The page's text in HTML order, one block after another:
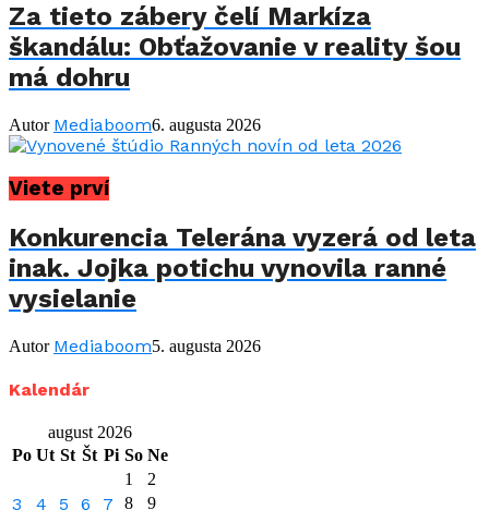
Za tieto zábery čelí Markíza
škandálu: Obťažovanie v reality šou
má dohru
Autor Mediaboom6. augusta 2026
Viete prví
Konkurencia Telerána vyzerá od leta
inak. Jojka potichu vynovila ranné
vysielanie
Autor Mediaboom5. augusta 2026
Kalendár
august 2026
Po Ut St Št Pi So Ne
1
2
3 4 5 6 7 8 9